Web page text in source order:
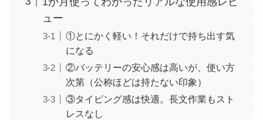
ュー
①とにかく軽い！それだけで持ち出す気
になる
②バッテリーの安心感は高いが、使い方
次第（公称ほどは持たない印象）
③タイピング感は快適。長文作業もスト
レスなし